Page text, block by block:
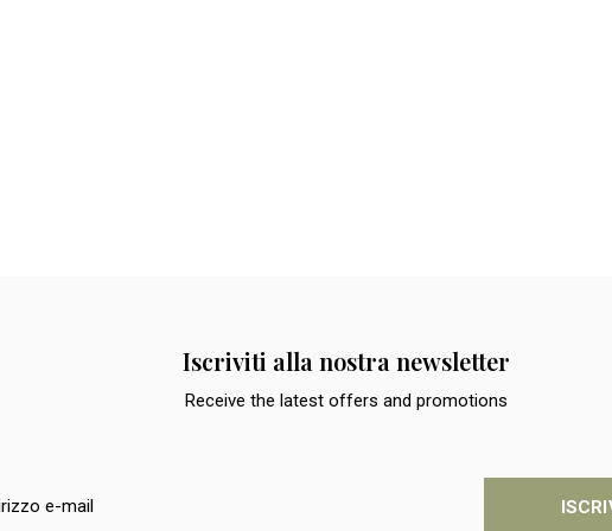
Iscriviti alla nostra newsletter
Receive the latest offers and promotions